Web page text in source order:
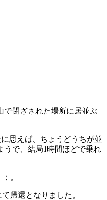
で閉ざされた場所に居並ぶ
思えば、ちょうどうちが並
うで、結局1時間ほどで乗れ
。
帰還となりました。